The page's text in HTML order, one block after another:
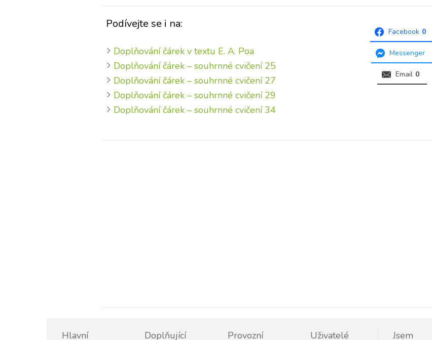
Podívejte se i na:
Doplňování čárek v textu E. A. Poa
Doplňování čárek – souhrnné cvičení 25
Doplňování čárek – souhrnné cvičení 27
Doplňování čárek – souhrnné cvičení 29
Doplňování čárek – souhrnné cvičení 34
Facebook 0
Messenger
Email 0
Hlavní Doplňující Provozní Uživatelé Jsem